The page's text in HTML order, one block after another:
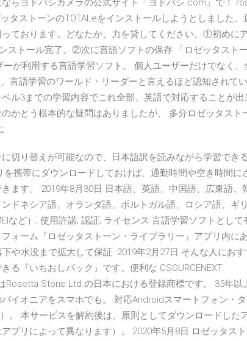
らヨドバシカメラの公式サイト「ヨドバシ.com」で！
タストーンのTOTALeをインストールしようとしました。
ております。どなたか、力を貸してください。①初めに
ストール完了。②次に言語ソフトの保存 「ロゼッタスト
が利用する言語学習ソフト。 個人ユーザーだけでなく、
言語学習のワールド・リーダーと言えるほど認知されて
ル3までの学習内容でこれ全部、英語で対応することが出
かとう根本的な疑問はありましたが、 多分ロゼッタスト
切り替えが可能なので、日本語訳を読みながら学習でき
携帯にダウンロードしておけば、通勤時間や空き時間に
ます。 2019年8月30日 日本語、英語、中国語、広東語、
ドネシア語、オランダ語、ポルトガル語、ロシア語、ギ
など）; 使用許諾; 認証; ライセンス 言語学習ソフトとして
ォーム『ロゼッタストーン・ライブラリー』アプリ内に
下や水没まで拡大して保証 2019年2月27日 そんな人にお
る『いちおしパック』です。便利な CSOURCENEXT
Rosetta Stone Ltd.の日本における登録商標です。 35年以
イオニアをスマホでも。 対応Androidスマートフォン・
。 本サービスを解約後は、原則としてダウンロードした
プリによって異なります）。 2020年5月8日 ロゼッタス